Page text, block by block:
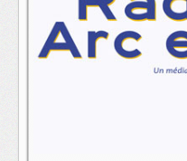
La radio
L'équipe